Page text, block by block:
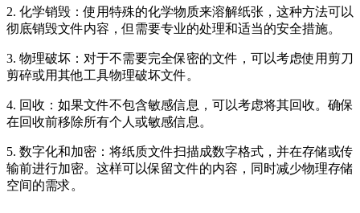
2. 化学销毁：使用特殊的化学物质来溶解纸张，这种方法可以
彻底销毁文件内容，但需要专业的处理和适当的安全措施。
3. 物理破坏：对于不需要完全保密的文件，可以考虑使用剪刀
剪碎或用其他工具物理破坏文件。
4. 回收：如果文件不包含敏感信息，可以考虑将其回收。确保
在回收前移除所有个人或敏感信息。
5. 数字化和加密：将纸质文件扫描成数字格式，并在存储或传
输前进行加密。这样可以保留文件的内容，同时减少物理存储
空间的需求。